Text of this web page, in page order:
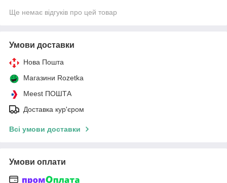
Ще немає відгуків про цей товар
Умови доставки
Нова Пошта
Магазини Rozetka
Meest ПОШТА
Доставка кур'єром
Всі умови доставки
Умови оплати